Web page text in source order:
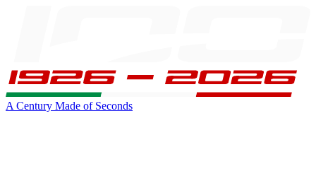
A Century Made of Seconds